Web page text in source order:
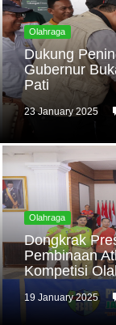
Olahraga
Dukung
Gubernur
Pati
23 January 2025
Olahraga
Dongkrak
Pembinaan
Kompetisi
19 January 2025